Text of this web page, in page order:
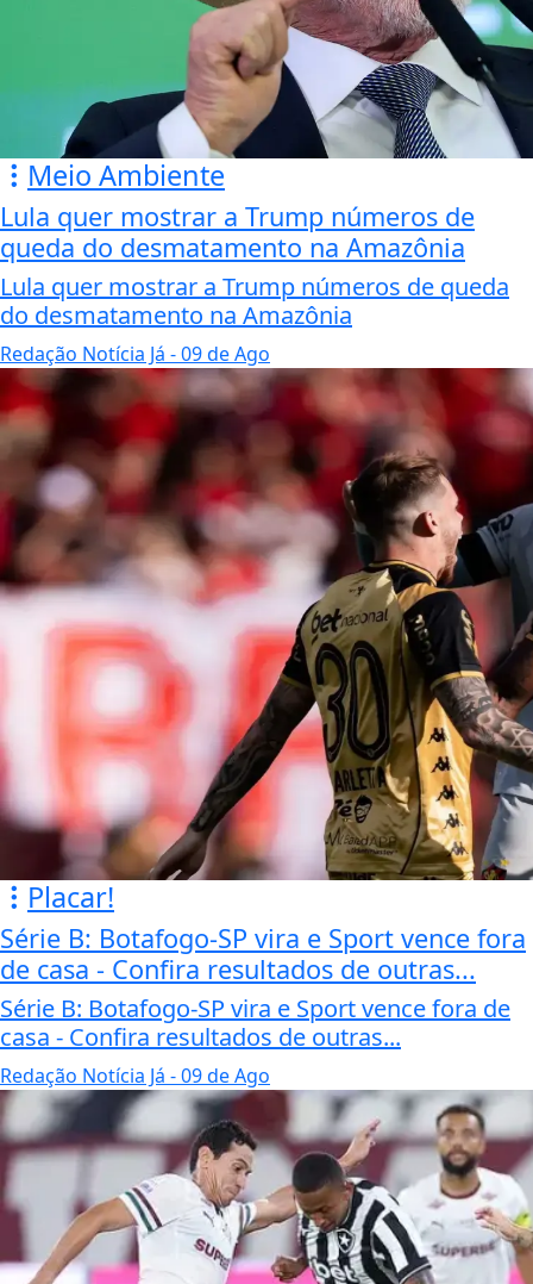
Meio Ambiente
Lula quer mostrar a Trump números de
queda do desmatamento na Amazônia
Lula quer mostrar a Trump números de queda
do desmatamento na Amazônia
Redação Notícia Já - 09 de Ago
Placar!
Série B: Botafogo-SP vira e Sport vence fora
de casa - Confira resultados de outras...
Série B: Botafogo-SP vira e Sport vence fora de
casa - Confira resultados de outras...
Redação Notícia Já - 09 de Ago